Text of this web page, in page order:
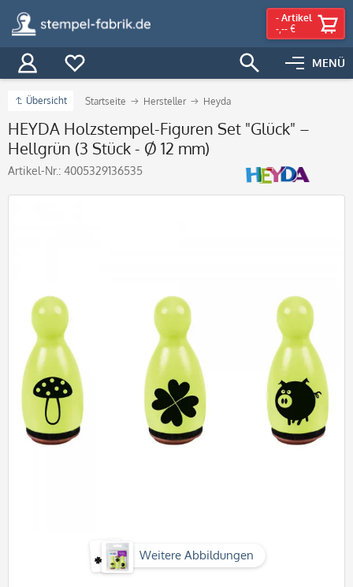
MENÜ
- Artikel
-,-- €
Übersicht Startseite Hersteller Heyda
HEYDA Holzstempel-Figuren Set "Glück" –
Hellgrün (3 Stück - Ø 12 mm)
Artikel-Nr.: 4005329136535
Weitere Abbildungen